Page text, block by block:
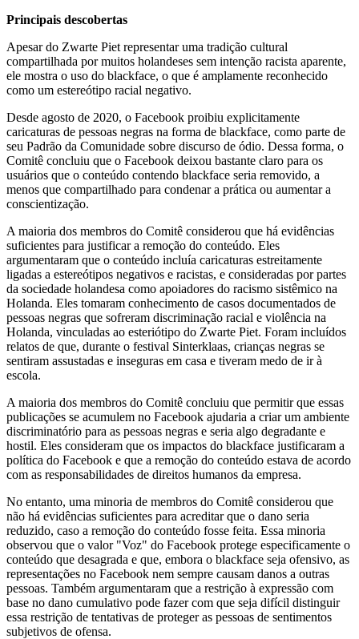
Principais descobertas
Apesar do Zwarte Piet representar uma tradição cultural
compartilhada por muitos holandeses sem intenção racista aparente,
ele mostra o uso do blackface, o que é amplamente reconhecido
como um estereótipo racial negativo.
Desde agosto de 2020, o Facebook proibiu explicitamente
caricaturas de pessoas negras na forma de blackface, como parte de
seu Padrão da Comunidade sobre discurso de ódio. Dessa forma, o
Comitê concluiu que o Facebook deixou bastante claro para os
usuários que o conteúdo contendo blackface seria removido, a
menos que compartilhado para condenar a prática ou aumentar a
conscientização.
A maioria dos membros do Comitê considerou que há evidências
suficientes para justificar a remoção do conteúdo. Eles
argumentaram que o conteúdo incluía caricaturas estreitamente
ligadas a estereótipos negativos e racistas, e consideradas por partes
da sociedade holandesa como apoiadores do racismo sistêmico na
Holanda. Eles tomaram conhecimento de casos documentados de
pessoas negras que sofreram discriminação racial e violência na
Holanda, vinculadas ao esteriótipo do Zwarte Piet. Foram incluídos
relatos de que, durante o festival Sinterklaas, crianças negras se
sentiram assustadas e inseguras em casa e tiveram medo de ir à
escola.
A maioria dos membros do Comitê concluiu que permitir que essas
publicações se acumulem no Facebook ajudaria a criar um ambiente
discriminatório para as pessoas negras e seria algo degradante e
hostil. Eles consideram que os impactos do blackface justificaram a
política do Facebook e que a remoção do conteúdo estava de acordo
com as responsabilidades de direitos humanos da empresa.
No entanto, uma minoria de membros do Comitê considerou que
não há evidências suficientes para acreditar que o dano seria
reduzido, caso a remoção do conteúdo fosse feita. Essa minoria
observou que o valor "Voz" do Facebook protege especificamente o
conteúdo que desagrada e que, embora o blackface seja ofensivo, as
representações no Facebook nem sempre causam danos a outras
pessoas. Também argumentaram que a restrição à expressão com
base no dano cumulativo pode fazer com que seja difícil distinguir
essa restrição de tentativas de proteger as pessoas de sentimentos
subjetivos de ofensa.